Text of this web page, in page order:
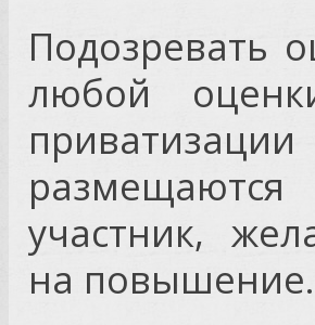
Подозревать
любой
участник,
на повышение.